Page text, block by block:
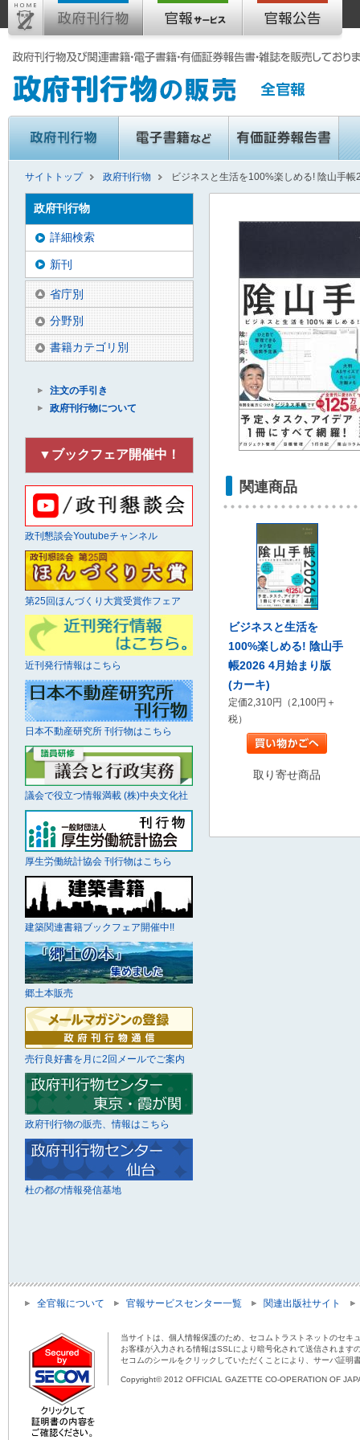
サイトトップ 政府刊行物 ビジネスと生活を100%楽しめる! 陰山手
関連商品
ビジネスと生活を
100%楽しめる! 陰山手
帳2026 4月始まり版
(カーキ)
定価2,310円（2,100円＋
税）
取り寄せ商品
政府刊行物
詳細検索
新刊
省庁別
分野別
書籍カテゴリ別
注文の手引き
政府刊行物について
▼ブックフェア開催中！
政刊懇談会Youtubeチャンネル
第25回ほんづくり大賞受賞作フェア
近刊発行情報はこちら
日本不動産研究所 刊行物はこちら
議会で役立つ情報満載 (株)中央文化社
厚生労働統計協会 刊行物はこちら
建築関連書籍ブックフェア開催中!!
郷土本販売
売行良好書を月に2回メールでご案内
政府刊行物の販売、情報はこちら
杜の都の情報発信基地
全官報について 官報サービスセンター一覧 関連出版社サイト
当サイトは、個人情報保護のため、セコムトラストネットのセキ
お客様が入力される情報はSSLにより暗号化されて送信されま
セコムのシールをクリックしていただくことにより、サーバ証明
Copyright© 2012 OFFICIAL GAZETTE CO-OPERATION OF